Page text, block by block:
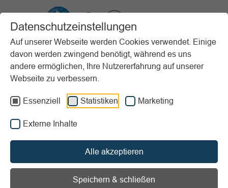
Datenschutzeinstellungen
Auf unserer Webseite werden Cookies verwendet. Einige
davon werden zwingend benötigt, während es uns
andere ermöglichen, Ihre Nutzererfahrung auf unserer
Webseite zu verbessern.
Essenziell Statistiken Marketing
Externe Inhalte
Alle akzeptieren
Speichern & schließen
Startseite Vereinsmanagement
Steuern & Finanzen
Steuerliche Tätigkeitsbereiche
Vorlesen
Informationen zum Readspeaker öffnen
Steuerliche
Tätigkeitsbereiche